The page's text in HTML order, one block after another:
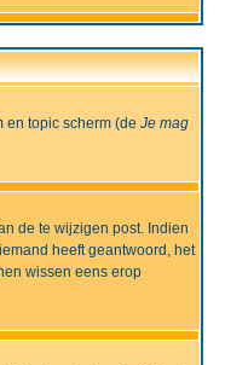
en topic scherm (de Je mag
de te wijzigen post. Indien
heeft geantwoord, het
wissen eens erop